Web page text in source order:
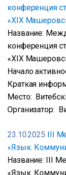
конференция
«XIX
Название:
конференция
«XIX
Начало
Краткая
Место:
Организатор:
23.10.2025 III
«Язык.
Название: III
«Язык.